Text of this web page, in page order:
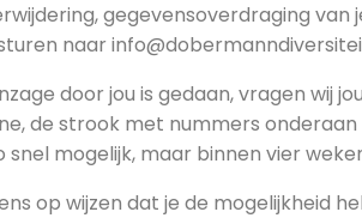
gegevensoverdraging
naar
door jou is gedaan, vragen wij
de strook met nummers
mogelijk, maar binnen vier
op wijzen dat je de mogelijkheid